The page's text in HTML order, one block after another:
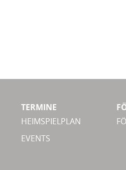
TERMINE
HEIMSPIELPLAN
EVENTS